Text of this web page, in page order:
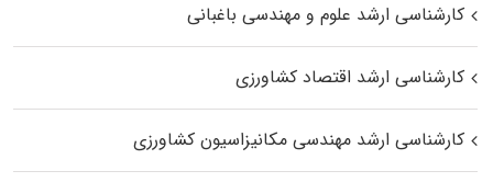
کارشناسی ارشد علوم و مهندسی باغبانی
کارشناسی ارشد اقتصاد کشاورزی
کارشناسی ارشد مهندسی مکانیزاسیون کشاورزی